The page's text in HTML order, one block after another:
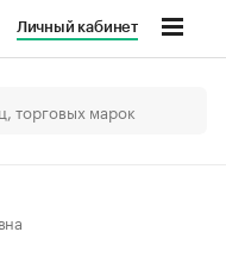
Личный кабинет